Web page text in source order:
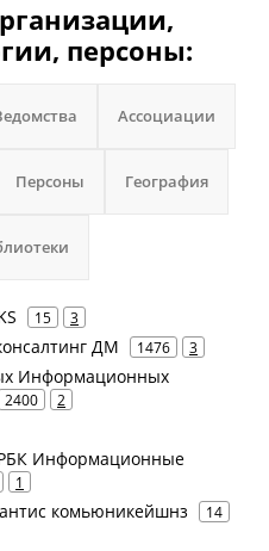
персоны:
Ассоциации
Персоны География
15 3
ДМ 1476 3
Информационных
2400 2
Информационные
1
комьюникейшнз
14